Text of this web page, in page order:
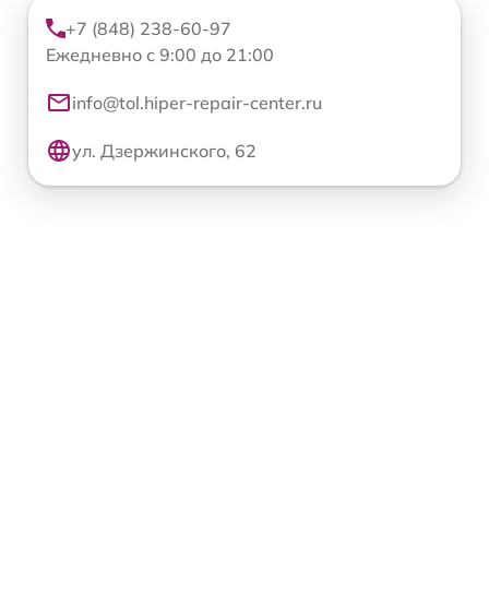
+7 (848) 238-60-97
Ежедневно с 9:00 до 21:00
info@tol.hiper-repair-center.ru
ул. Дзержинского, 62